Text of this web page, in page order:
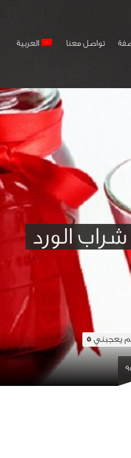
تواصل معنا العربية
الورد
يعجبني5